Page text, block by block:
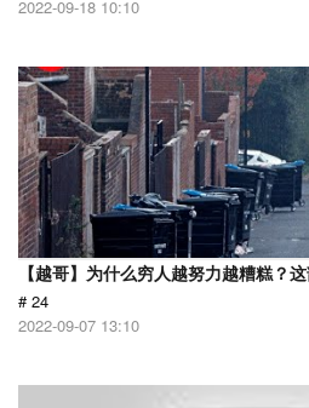
2022-09-18 10:10
【越哥】为什么穷人越努力越糟糕？
# 24
2022-09-07 13:10